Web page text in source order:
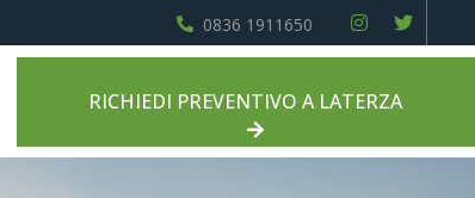
0836 1911650
RICHIEDI PREVENTIVO A LATERZA